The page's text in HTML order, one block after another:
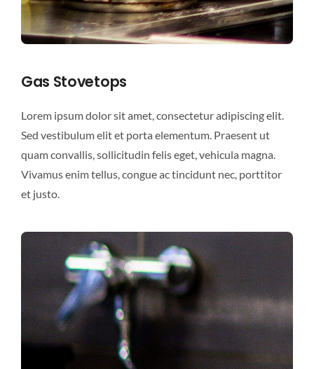
Gas Stovetops
Lorem ipsum dolor sit amet, consectetur adipiscing elit.
Sed vestibulum elit et porta elementum. Praesent ut
quam convallis, sollicitudin felis eget, vehicula magna.
Vivamus enim tellus, congue ac tincidunt nec, porttitor
et justo.